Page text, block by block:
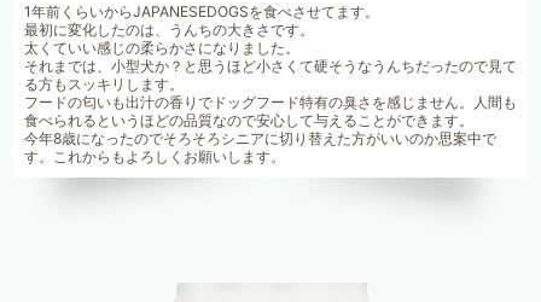
1年前くらいからJAPANESEDOGSを食べさせてます。
最初に変化したのは、うんちの大きさです。
太くていい感じの柔らかさになりました。
それまでは、小型犬か？と思うほど小さくて硬そうなうんちだったので見て
る方もスッキリします。
フードの匂いも出汁の香りでドッグフード特有の臭さを感じません。人間も
食べられるというほどの品質なので安心して与えることができます。
今年8歳になったのでそろそろシニアに切り替えた方がいいのか思案中で
す。これからもよろしくお願いします。